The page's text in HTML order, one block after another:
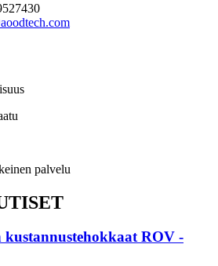
palvelu
ROV -